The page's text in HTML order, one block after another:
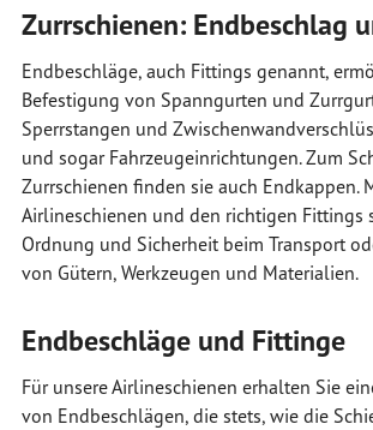
Zurrschienen: Endbeschlag
Endbeschläge, auch Fittings genannt,
Befestigung von Spanngurten und
Sperrstangen und
und sogar Fahrzeugeinrichtungen. Zum
Zurrschienen finden sie auch Endkappen.
Airlineschienen und den richtigen Fittings
Ordnung und Sicherheit beim Transport
von Gütern, Werkzeugen und Materialien.
Endbeschläge und Fittinge
Für unsere Airlineschienen erhalten Sie
von Endbeschlägen, die stets, wie die